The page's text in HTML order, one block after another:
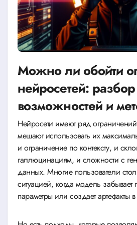
Можно ли обойти
нейросетей: разбор
возможностей и
Нейросети имеют ряд ограничений, которые зачастую
мешают использовать их
и ограничение по контексту, и
галлюцинациям, и сложности с
данных. Многие пользователи
ситуацией, когда модель
параметры или создает артефакты